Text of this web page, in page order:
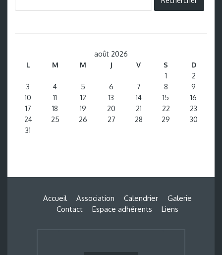
août 2026
L
M M J V S
D
1
2
3
4 5 6 7 8
9
10
11 12 13 14 15
16
17
18 19 20 21 22
23
24
25 26 27 28 29
30
31
Accueil Association Calendrier
Galerie
Contact
Espace adhérents Liens